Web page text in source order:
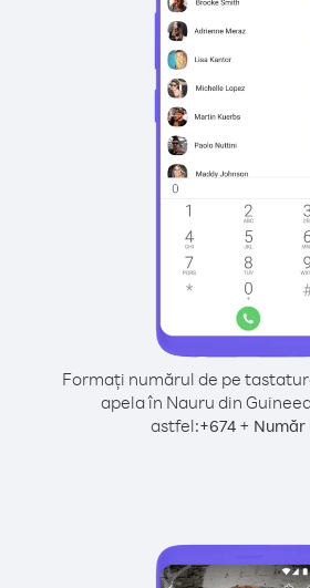
Formați numărul de pe
apela în Nauru din
astfel:+674+ Număr